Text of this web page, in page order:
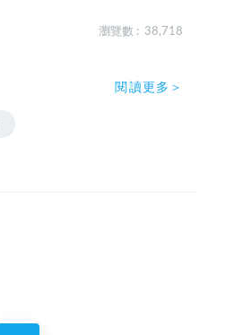
瀏覽數 : 38,718
閱讀更多＞